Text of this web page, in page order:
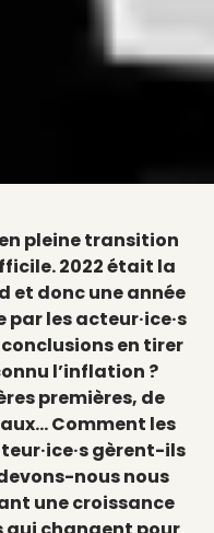
pleine transition
2022 était la
et donc une année
les acteur·ice·s
en tirer
l’inflation ?
premières, de
Comment les
gèrent-ils
nous nous
une croissance